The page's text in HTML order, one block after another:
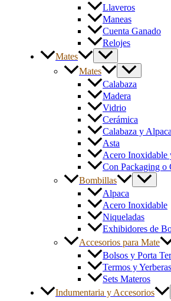
Llaveros
Maneas
Cuenta Ganado
Relojes
Mates
Mates
Calabaza
Madera
Vidrio
Cerámica
Calabaza y Alpaca
Asta
Acero Inoxidable
Con Packaging o
Bombillas
Alpaca
Acero Inoxidable
Niqueladas
Exhibidores de
Accesorios para Mate
Bolsos y Porta
Termos y Yerberas
Sets Materos
Indumentaria y Accesorios